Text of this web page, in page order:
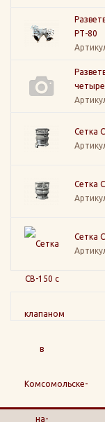
РТ-80
Сетка
Сетка
Сетка